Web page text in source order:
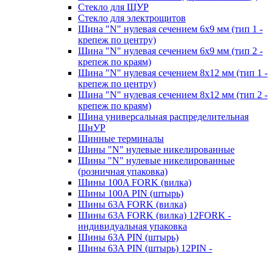
Стекло для ЩУР
Стекло для электрощитов
Шина "N" нулевая сечением 6х9 мм (тип 1 -
крепеж по центру)
Шина "N" нулевая сечением 6х9 мм (тип 2 -
крепеж по краям)
Шина "N" нулевая сечением 8х12 мм (тип 1 -
крепеж по центру)
Шина "N" нулевая сечением 8х12 мм (тип 2 -
крепеж по краям)
Шина универсальная распределительная
ШнУР
Шинные терминалы
Шины "N" нулевые никелированные
Шины "N" нулевые никелированные
(розничная упаковка)
Шины 100A FORK (вилка)
Шины 100A PIN (штырь)
Шины 63A FORK (вилка)
Шины 63A FORK (вилка) 12FORK -
индивидуальная упаковка
Шины 63A PIN (штырь)
Шины 63A PIN (штырь) 12PIN -